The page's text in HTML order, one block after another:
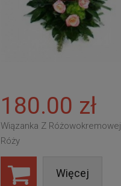
180.00 zł
Wiązanka Z Różowokremowej
Róży
Więcej